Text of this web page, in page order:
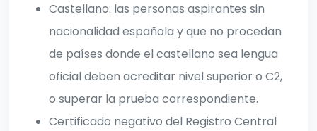
Castellano: las personas aspirantes sin
nacionalidad española y que no procedan
de países donde el castellano sea lengua
oficial deben acreditar nivel superior o C2,
o superar la prueba correspondiente.
Certificado negativo del Registro Central